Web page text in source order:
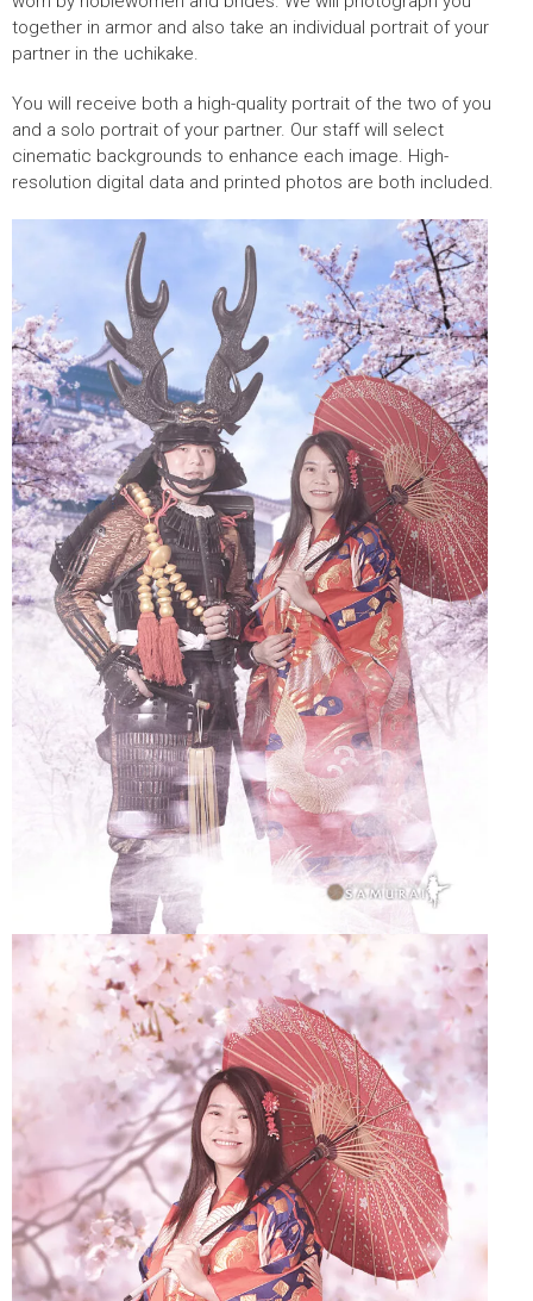
together in armor and also take an individual portrait of your
partner in the uchikake.
You will receive both a high-quality portrait of the two of you
and a solo portrait of your partner. Our staff will select
cinematic backgrounds to enhance each image. High-
resolution digital data and printed photos are both included.